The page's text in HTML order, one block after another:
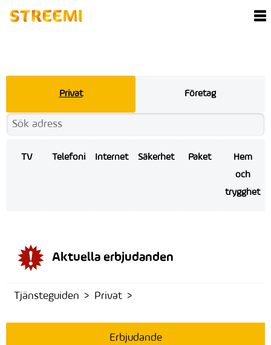
Privat Företag
TV Telefoni Internet Säkerhet Paket
Hem
och
trygghet
Aktuella erbjudanden
Tjänsteguiden Privat
Erbjudande